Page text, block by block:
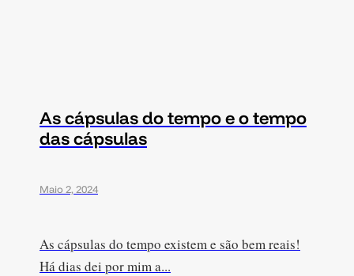
As cápsulas do tempo e o tempo
das cápsulas
Maio 2, 2024
As cápsulas do tempo existem e são bem reais!
Há dias dei por mim a...